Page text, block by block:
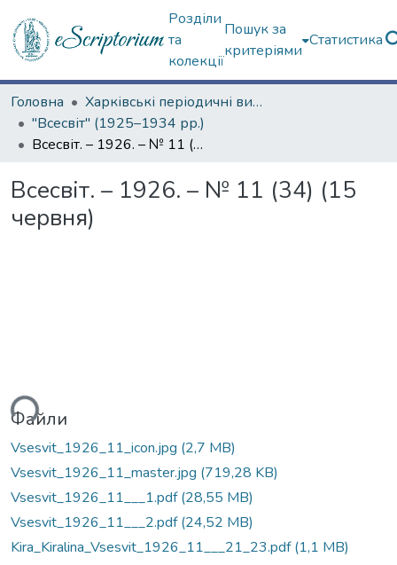
Розділи
та
колекції
Пошук за
критеріями
Статистика
Головна
Харківські періодичні видання
"Всесвіт" (1925–1934 рр.)
Всесвіт. – 1926. – № 11 (34) (15 червня)
Всесвіт. – 1926. – № 11 (34) (15
червня)
Файли
Vsesvit_1926_11_icon.jpg (2,7 MB)
Vsesvit_1926_11_master.jpg (719,28 KB)
Vsesvit_1926_11___1.pdf(28,55 MB)
Vsesvit_1926_11___2.pdf(24,52 MB)
Kira_Kiralina_Vsesvit_1926_11___21_23.pdf(1,1 MB)